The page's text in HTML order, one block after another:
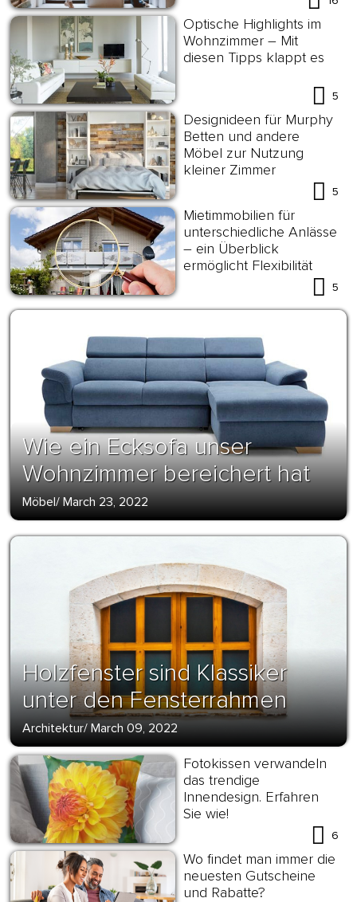
Optische Highlights im
Wohnzimmer – Mit
diesen Tipps klappt es
5
Designideen für Murphy
Betten und andere
Möbel zur Nutzung
kleiner Zimmer
5
Mietimmobilien für
unterschiedliche Anlässe
– ein Überblick
ermöglicht Flexibilität
5
Wie ein Ecksofa unser
Wohnzimmer bereichert hat
Möbel/March 23, 2022
Holzfenster sind Klassiker
unter den Fensterrahmen
Architektur/ March 09, 2022
Fotokissen verwandeln
das trendige
Innendesign. Erfahren
Sie wie!
6
Wo findet man immer die
neuesten Gutscheine
und Rabatte?